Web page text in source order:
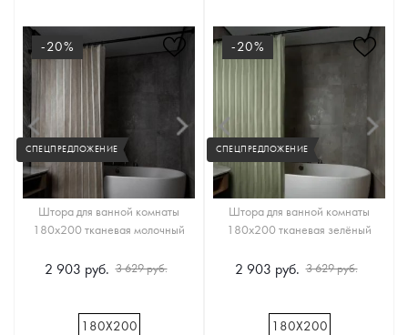
-20%
СПЕЦПРЕДЛОЖЕНИЕ
Штора для ванной комнаты
180х200 тканевая молочный
2 903 руб. 3 629 руб.
180Х200
-20%
СПЕЦПРЕДЛОЖЕНИЕ
Штора для ванной комнаты
180х200 тканевая зелёный
2 903 руб. 3 629 руб.
180Х200